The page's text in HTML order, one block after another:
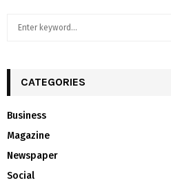
h
o
r
:
CATEGORIES
Business
Magazine
Newspaper
Social